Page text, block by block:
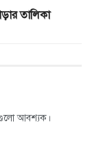
তালিকা
আবশ্যক।